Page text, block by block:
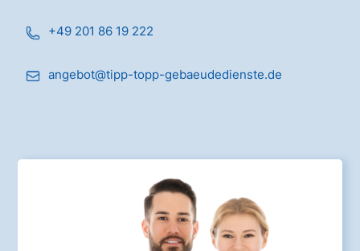
+49 201 86 19 222
angebot@tipp-topp-gebaeudedienste.de